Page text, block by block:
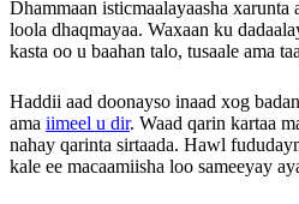
Dhammaan isticmaalayaasha xarunta
loola dhaqmayaa. Waxaan ku
kasta oo u baahan talo, tusaale ama
Haddii aad doonayso inaad xog
ama iimeel u dir. Waad qarin kartaa
nahay qarinta sirtaada. Hawl
kale ee macaamiisha loo sameeyay